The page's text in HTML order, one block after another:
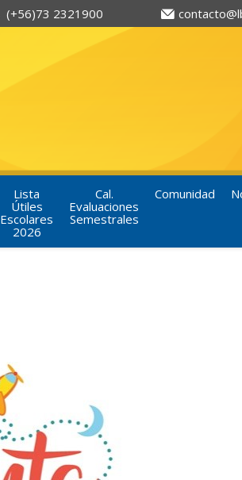
(+56)73 2321900
Lista
Útiles
Escolares
2026
Cal.
Evaluaciones
Semestrales
Comunidad